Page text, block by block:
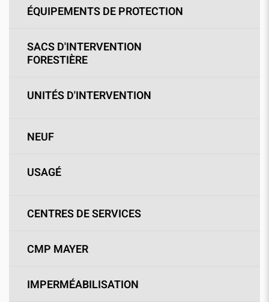
ÉQUIPEMENTS DE PROTECTION
SACS D'INTERVENTION
FORESTIÈRE
UNITÉS D'INTERVENTION
NEUF
USAGÉ
CENTRES DE SERVICES
CMP MAYER
IMPERMÉABILISATION